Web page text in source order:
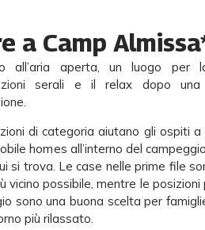
a Camp
all’aria aperta, un luogo per
serali e il relax dopo
di categoria aiutano gli ospiti
homes all’interno del
si trova. Le case nelle prime file
vicino possibile, mentre le posizioni
sono una buona scelta per
più rilassato.